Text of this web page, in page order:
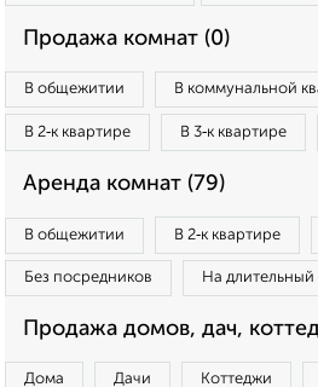
Продажа комнат (0)
В общежитии В коммунальной
В 2‑к квартире В 3‑к квартире
Аренда комнат (79)
В общежитии В 2‑к квартире
Без посредников На длительный
Продажа домов, дач,
Дома Дачи Коттеджи